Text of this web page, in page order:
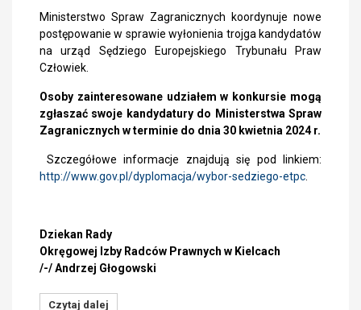
Ministerstwo Spraw Zagranicznych koordynuje nowe
postępowanie w sprawie wyłonienia trojga kandydatów
na urząd Sędziego Europejskiego Trybunału Praw
Człowiek.
Osoby zainteresowane udziałem w konkursie mogą
zgłaszać swoje kandydatury do Ministerstwa Spraw
Zagranicznych w terminie do dnia 30 kwietnia 2024 r.
Szczegółowe informacje znajdują się pod linkiem:
http://www.gov.pl/dyplomacja/wybor-sedziego-etpc
Dziekan Rady
Okręgowej Izby Radców Prawnych w Kielcach
/-/ Andrzej Głogowski
Czytaj dalej